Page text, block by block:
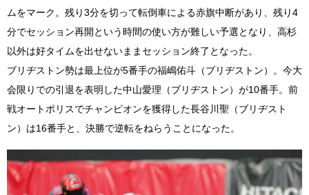
ムをマーク。残り3分を切って転倒車による赤旗中断があり、残り4
分でセッション再開という時間の使い方が難しい予選となり、高杉
以外は好タイムを出せないままセッション終了となった。
ブリヂストン勢は最上位が5番手の福嶋佑斗（ブリヂストン）。今大
会限りでの引退を表明した中山愛理（ブリヂストン）が10番手。前
戦オートポリスでチャンピオンを獲得した長谷川聖（ブリヂスト
ン）は16番手と、決勝で逆転をねらうことになった。